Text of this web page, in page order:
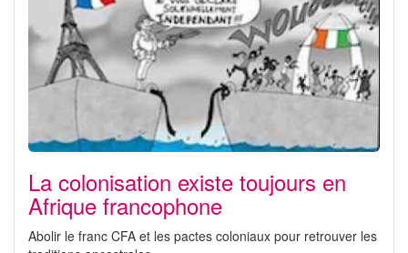
La colonisation existe toujours en
Afrique francophone
Abolir le franc CFA et les pactes coloniaux pour retrouver les